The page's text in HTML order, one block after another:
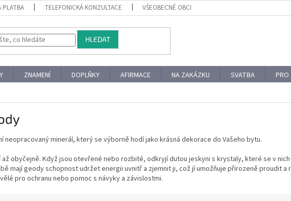
PLATBA TELEFONICKÁ KONZULTACE VŠEOBECNÉ OBCHODNÍ PODMÍNKY
HLEDAT
ZNAMENÍ DOPLŇKY AFIRMACE NA ZAKÁZKU SVATBA PRO
neopracovaný minerál, který se výborně hodí jako krásná dekorace do Vašeho bytu.
obyčejně. Když jsou otevřené nebo rozbité, odkryjí dutou jeskyni s krystaly, které se v
mají geody schopnost udržet energii uvnitř a zjemnit ji, což jí umožňuje přirozeně proudit
pro ochranu nebo pomoc s návyky a závislostmi.